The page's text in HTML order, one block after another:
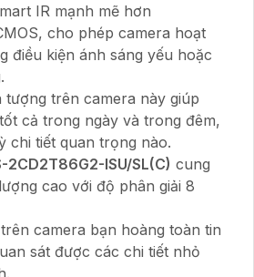
IR mạnh mẽ hơn
cho phép camera hoạt
điều kiện ánh sáng yếu hoặc
trên camera này giúp
cả trong ngày và trong đêm,
chi tiết quan trọng nào.
2CD2T86G2-ISU/SL(C) cung
cao với độ phân giải 8
camera bạn hoàng toàn tin
sát được các chi tiết nhỏ